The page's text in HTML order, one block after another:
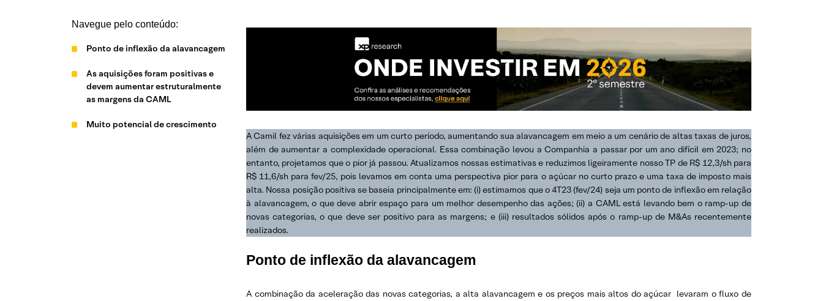
Navegue pelo conteúdo:
Ponto de inflexão da alavancagem
As aquisições foram positivas e
devem aumentar estruturalmente
as margens da CAML
Muito potencial de crescimento
A Camil fez várias aquisições em um curto período, aumentando sua alavancagem em meio a um cenário de altas taxas de juros,
além de aumentar a complexidade operacional. Essa combinação levou a Companhia a passar por um ano difícil em 2023; no
entanto, projetamos que o pior já passou. Atualizamos nossas estimativas e reduzimos ligeiramente nosso TP de R$ 12,3/sh para
R$ 11,6/sh para fev/25, pois levamos em conta uma perspectiva pior para o açúcar no curto prazo e uma taxa de imposto mais
alta. Nossa posição positiva se baseia principalmente em: (i) estimamos que o 4T23 (fev/24) seja um ponto de inflexão em relação
à alavancagem, o que deve abrir espaço para um melhor desempenho das ações; (ii) a CAML está levando bem o ramp-up de
novas categorias, o que deve ser positivo para as margens; e (iii) resultados sólidos após o ramp-up de M&As recentemente
realizados.
Ponto de inflexão da alavancagem
A combinação da aceleração das novas categorias, a alta alavancagem e os preços mais altos do açúcar levaram o fluxo de